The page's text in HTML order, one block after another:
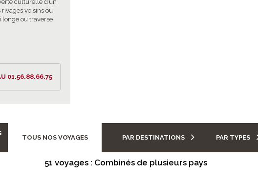
culturelle d’un
voisins ou
ou traverse
01.56.88.66.75
TOUS NOS VOYAGES PAR DESTINATIONS PAR TYPES
51 voyages : Combinés de plusieurs pays